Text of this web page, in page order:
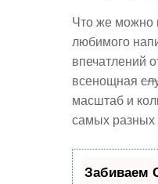
Что же можно
любимого
впечатлений
всенощная
масштаб и
самых разных
Забиваем